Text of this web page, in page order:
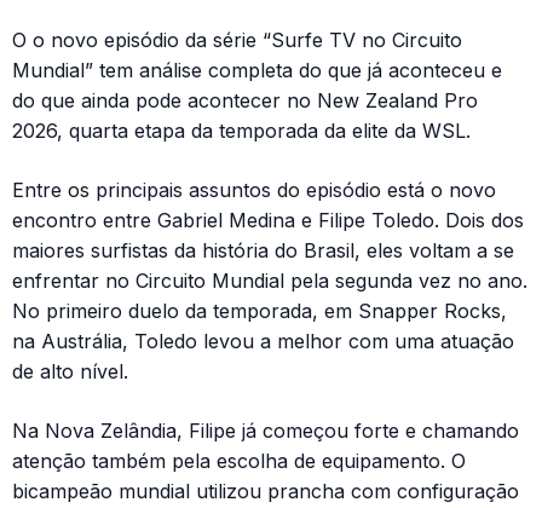
O o novo episódio da série “Surfe TV no Circuito
Mundial” tem análise completa do que já aconteceu e
do que ainda pode acontecer no New Zealand Pro
2026, quarta etapa da temporada da elite da WSL.
Entre os principais assuntos do episódio está o novo
encontro entre Gabriel Medina e Filipe Toledo. Dois dos
maiores surfistas da história do Brasil, eles voltam a se
enfrentar no Circuito Mundial pela segunda vez no ano.
No primeiro duelo da temporada, em Snapper Rocks,
na Austrália, Toledo levou a melhor com uma atuação
de alto nível.
Na Nova Zelândia, Filipe já começou forte e chamando
atenção também pela escolha de equipamento. O
bicampeão mundial utilizou prancha com configuração